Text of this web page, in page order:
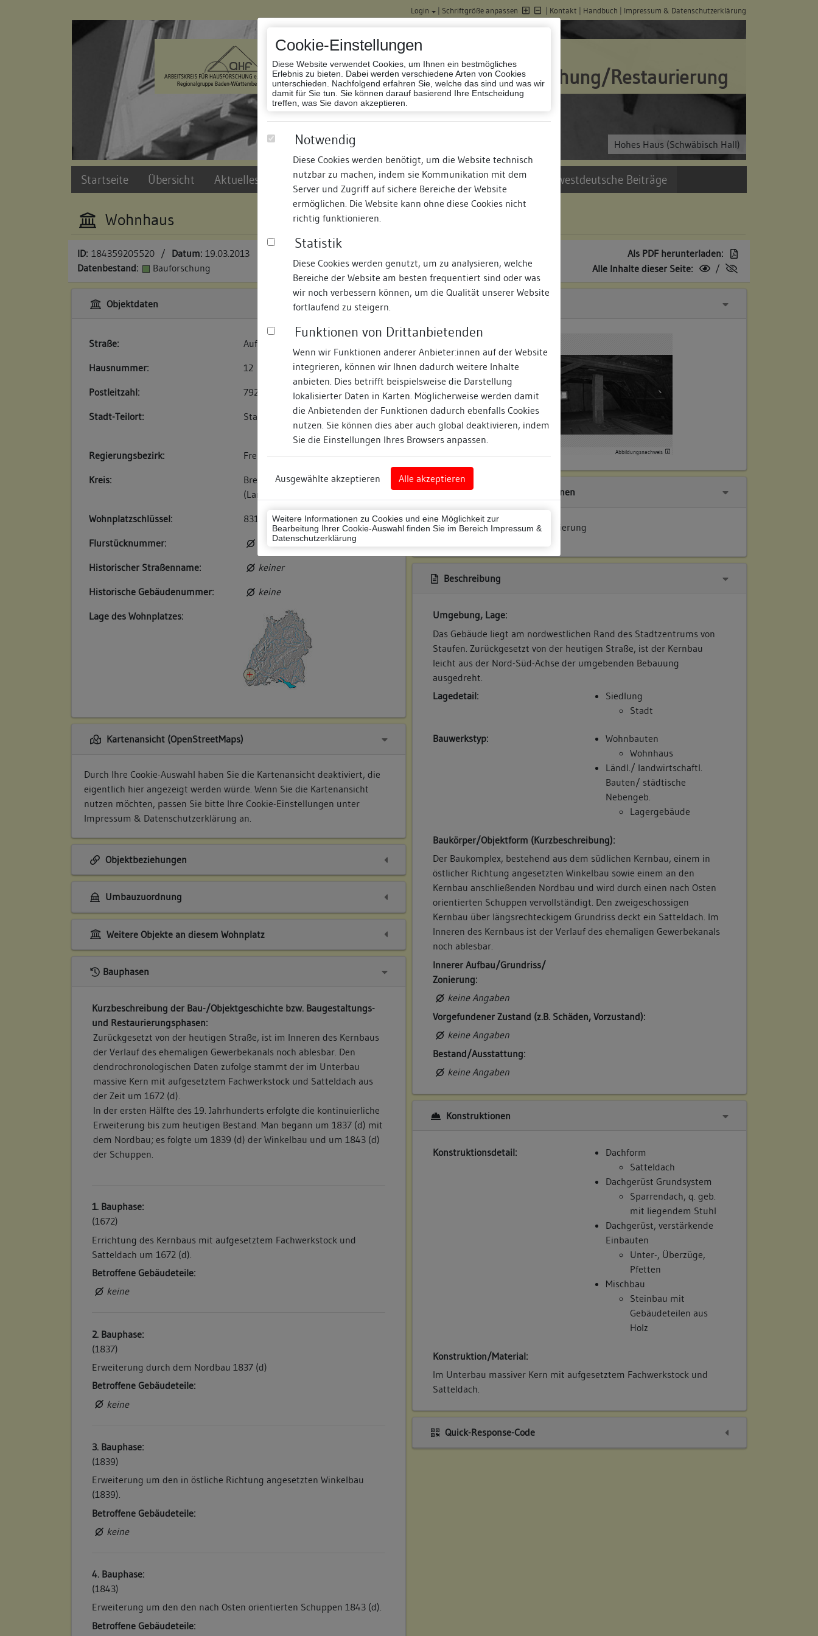
Cookie-Einstellungen
Diese Website verwendet Cookies, um Ihnen ein bestmögliches
Erlebnis zu bieten. Dabei werden verschiedene Arten von Cookies
unterschieden. Nachfolgend erfahren Sie, welche das sind und was wir
damit für Sie tun. Sie können darauf basierend Ihre Entscheidung
treffen, was Sie davon akzeptieren.
Notwendig
Diese Cookies werden benötigt, um die Website technisch
nutzbar zu machen, indem sie Kommunikation mit dem
Server und Zugriff auf sichere Bereiche der Website
ermöglichen. Die Website kann ohne diese Cookies nicht
richtig funktionieren.
Statistik
Diese Cookies werden genutzt, um zu analysieren, welche
Bereiche der Website am besten frequentiert sind oder was
wir noch verbessern können, um die Qualität unserer Website
fortlaufend zu steigern.
Funktionen von Drittanbietenden
Wenn wir Funktionen anderer Anbieter:innen auf der Website
integrieren, können wir Ihnen dadurch weitere Inhalte
anbieten. Dies betrifft beispielsweise die Darstellung
lokalisierter Daten in Karten. Möglicherweise werden damit
die Anbietenden der Funktionen dadurch ebenfalls Cookies
nutzen. Sie können dies aber auch global deaktivieren, indem
Sie die Einstellungen Ihres Browsers anpassen.
Ausgewählte akzeptieren Alle akzeptieren
Weitere Informationen zu Cookies und eine Möglichkeit zur
Bearbeitung Ihrer Cookie-Auswahl finden Sie im Bereich Impressum &
Datenschutzerklärung
Login | Schriftgröße anpassen | Kontakt | Handbuch | Impressum & Datenschutzerklärung
Hohes Haus (Schwäbisch Hall)
Datenbank Bauforschung/Restaurierung
Startseite Übersicht Aktuelles und Termine Suche Freie Bauforscher:innen Südwestdeutsche Beiträge
Wohnhaus
ID: 184359205520 / Datum: 19.03.2013
Datenbestand:
Bauforschung
Als PDF herunterladen:
Alle Inhalte dieser Seite:
/
Objektdaten
Straße:
Auf dem Graben
Hausnummer:
12
Postleitzahl:
79219
Stadt-Teilort:
Staufen
Regierungsbezirk:
Freiburg
Kreis:
Breisgau-Hochschwarzwald
(Landkreis)
Wohnplatzschlüssel:
8315108015
Flurstücknummer:
keine
Historischer Straßenname:
keiner
Historische Gebäudenummer:
keine
Lage des Wohnplatzes:
Kartenansicht (OpenStreetMaps)
Durch Ihre Cookie-Auswahl haben Sie die Kartenansicht deaktiviert, die
eigentlich hier angezeigt werden würde. Wenn Sie die Kartenansicht
nutzen möchten, passen Sie bitte Ihre Cookie-Einstellungen unter
Impressum & Datenschutzerklärung an.
Objektbeziehungen
Umbauzuordnung
Weitere Objekte an diesem Wohnplatz
Bauphasen
Kurzbeschreibung der Bau-/Objektgeschichte bzw. Baugestaltungs-
und Restaurierungsphasen:
Zurückgesetzt von der heutigen Straße, ist im Inneren des Kernbaus
der Verlauf des ehemaligen Gewerbekanals noch ablesbar. Den
dendrochronologischen Daten zufolge stammt der im Unterbau
massive Kern mit aufgesetztem Fachwerkstock und Satteldach aus
der Zeit um 1672 (d).
In der ersten Hälfte des 19. Jahrhunderts erfolgte die kontinuierliche
Erweiterung bis zum heutigen Bestand. Man begann um 1837 (d) mit
dem Nordbau; es folgte um 1839 (d) der Winkelbau und um 1843 (d)
der Schuppen.
1. Bauphase:
(1672)
Errichtung des Kernbaus mit aufgesetztem Fachwerkstock und
Satteldach um 1672 (d).
Betroffene Gebäudeteile:
keine
2. Bauphase:
(1837)
Erweiterung durch dem Nordbau 1837 (d)
Betroffene Gebäudeteile:
keine
3. Bauphase:
(1839)
Erweiterung um den in östliche Richtung angesetzten Winkelbau
(1839).
Betroffene Gebäudeteile:
keine
4. Bauphase:
(1843)
Erweiterung um den den nach Osten orientierten Schuppen 1843 (d).
Betroffene Gebäudeteile:
Abbildungsnachweis
Zugeordnete Dokumentationen
Dendrochronologische Datierung
Beschreibung
Umgebung, Lage:
Das Gebäude liegt am nordwestlichen Rand des Stadtzentrums von
Staufen. Zurückgesetzt von der heutigen Straße, ist der Kernbau
leicht aus der Nord-Süd-Achse der umgebenden Bebauung
ausgedreht.
Lagedetail:
Siedlung
Stadt
Bauwerkstyp:
Wohnbauten
Wohnhaus
Ländl./ landwirtschaftl.
Bauten/ städtische
Nebengeb.
Lagergebäude
Baukörper/Objektform (Kurzbeschreibung):
Der Baukomplex, bestehend aus dem südlichen Kernbau, einem in
östlicher Richtung angesetzten Winkelbau sowie einem an den
Kernbau anschließenden Nordbau und wird durch einen nach Osten
orientierten Schuppen vervollständigt. Den zweigeschossigen
Kernbau über längsrechteckigem Grundriss deckt ein Satteldach. Im
Inneren des Kernbaus ist der Verlauf des ehemaligen Gewerbekanals
noch ablesbar.
Innerer Aufbau/Grundriss/
Zonierung:
keine Angaben
Vorgefundener Zustand (z.B. Schäden, Vorzustand):
keine Angaben
Bestand/Ausstattung:
keine Angaben
Konstruktionen
Konstruktionsdetail:
Dachform
Satteldach
Dachgerüst Grundsystem
Sparrendach, q. geb.
mit liegendem Stuhl
Dachgerüst, verstärkende
Einbauten
Unter-, Überzüge,
Pfetten
Mischbau
Steinbau mit
Gebäudeteilen aus
Holz
Konstruktion/Material:
Im Unterbau massiver Kern mit aufgesetztem Fachwerkstock und
Satteldach.
Quick-Response-Code